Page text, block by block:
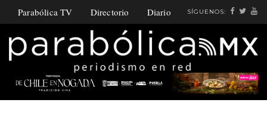
Parabólica TV Directorio Diario SÍGUENOS: